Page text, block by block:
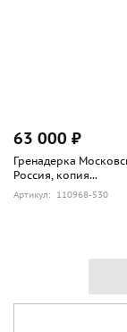
63 000 ₽
Гренадерка
Россия, копия...
Артикул: 110968-530